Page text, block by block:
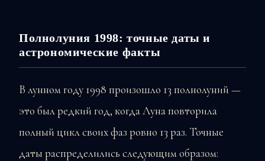
Полнолуния 1998: точные даты и
астрономические факты
В лунном году 1998 произошло 13 полнолуний —
это был редкий год, когда Луна повторила
полный цикл своих фаз ровно 13 раз. Точные
даты распределились следующим образом: